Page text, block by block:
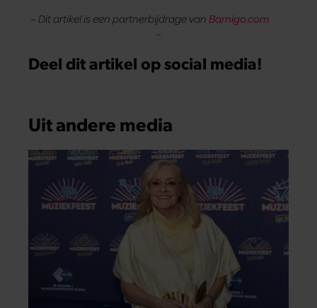
– Dit artikel is een partnerbijdrage van Bamigo.com
Deel dit artikel op social media!
Uit andere media